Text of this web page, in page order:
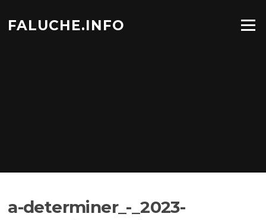
contenu
FALUCHE.INFO Menu
a-determiner_-_2023-